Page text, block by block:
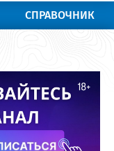
СПРАВОЧНИК